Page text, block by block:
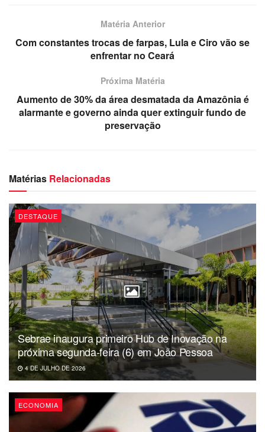
envolvem em questões pontuais.
Os outros 200 foram liberados para serem aproveitados
da burocracia papeleira.
Da redação com Veja
Matéria Anterior
Com constantes trocas de farpas, Lula e Ciro vão se
enfrentar no Ceará
Próxima Matéria
Aumento de 30% da área desmatada da Amazônia é
alarmante e governo ainda quer extinguir fundo de
preservação
Matérias Relacionadas
DESTAQUE
Sebrae inaugura primeiro Hub de Inovação na
próxima segunda-feira (6) em João Pessoa
4 DE JULHO DE 2026
ECONOMIA